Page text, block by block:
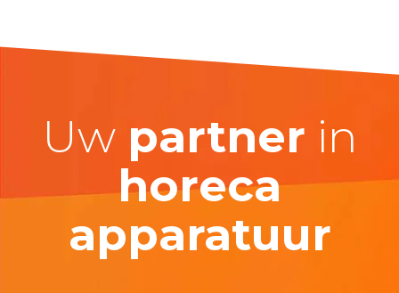
Uw partner in
horeca
apparatuur